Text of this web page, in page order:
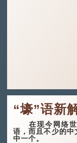
“壕”语新
在现今网络世
语，而且不少的
中一个。